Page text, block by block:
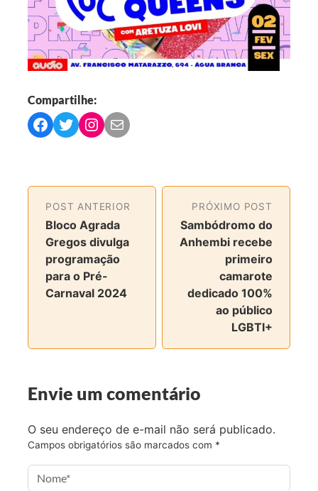
Compartilhe:
C
r
t
i
l
h
a
o
c
b
o
o
k
C
r
t
i
l
h
a
o
i
t
e
r
C
r
t
i
l
h
a
o
s
a
g
r
C
r
i
a
i
-
a
i
l
POST ANTERIOR
Bloco Agrada
Gregos divulga
programação
para o Pré-
Carnaval 2024
PRÓXIMO POST
Sambódromo do
Anhembi recebe
primeiro
camarote
dedicado 100%
ao público
LGBTI+
Envie um comentário
O seu endereço de e-mail não será publicado.
Campos obrigatórios são marcados com *